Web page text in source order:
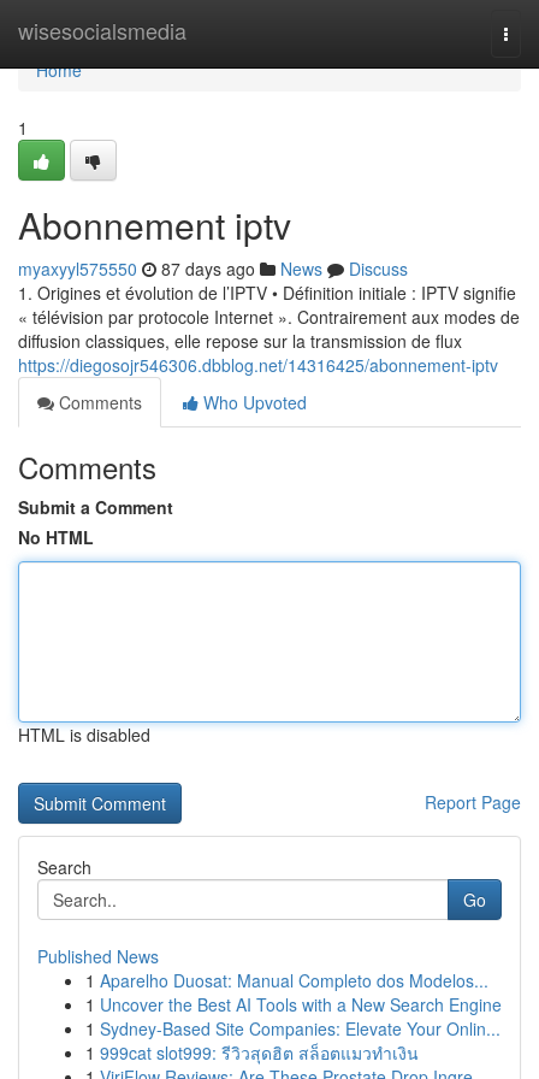
wisesocialsmedia
Home
Home
1
Abonnement iptv
myaxyyl575550 87 days ago News
Discuss
1. Origines et évolution de l’IPTV • Définition initiale : IPTV signifie
« télévision par protocole Internet ». Contrairement aux modes de
diffusion classiques, elle repose sur la transmission de flux
https://diegosojr546306.dbblog.net/14316425/abonnement-iptv
Comments
Who Upvoted
Comments
Submit a Comment
No HTML
HTML is disabled
Report Page
Search
Go
Published News
1 Aparelho Duosat: Manual Completo dos Modelos...
1 Uncover the Best AI Tools with a New Search Engine
1 Sydney-Based Site Companies: Elevate Your Onlin...
1 999cat slot999: รีวิวสุดฮิต สล็อตแมวทำเงิน